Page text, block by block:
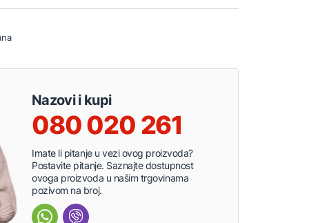
Nazovi i kupi
080 020 261
Imate li pitanje u vezi ovog proizvoda?
Postavite pitanje. Saznajte dostupnost
ovoga proizvoda u našim trgovinama
pozivom na broj.